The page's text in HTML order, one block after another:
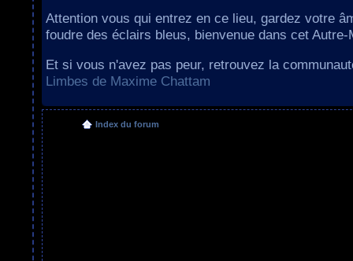
Attention vous qui entrez en ce lieu, gardez votre
foudre des éclairs bleus, bienvenue dans cet Autre-
Et si vous n'avez pas peur, retrouvez la
Limbes de Maxime Chattam
Index du forum